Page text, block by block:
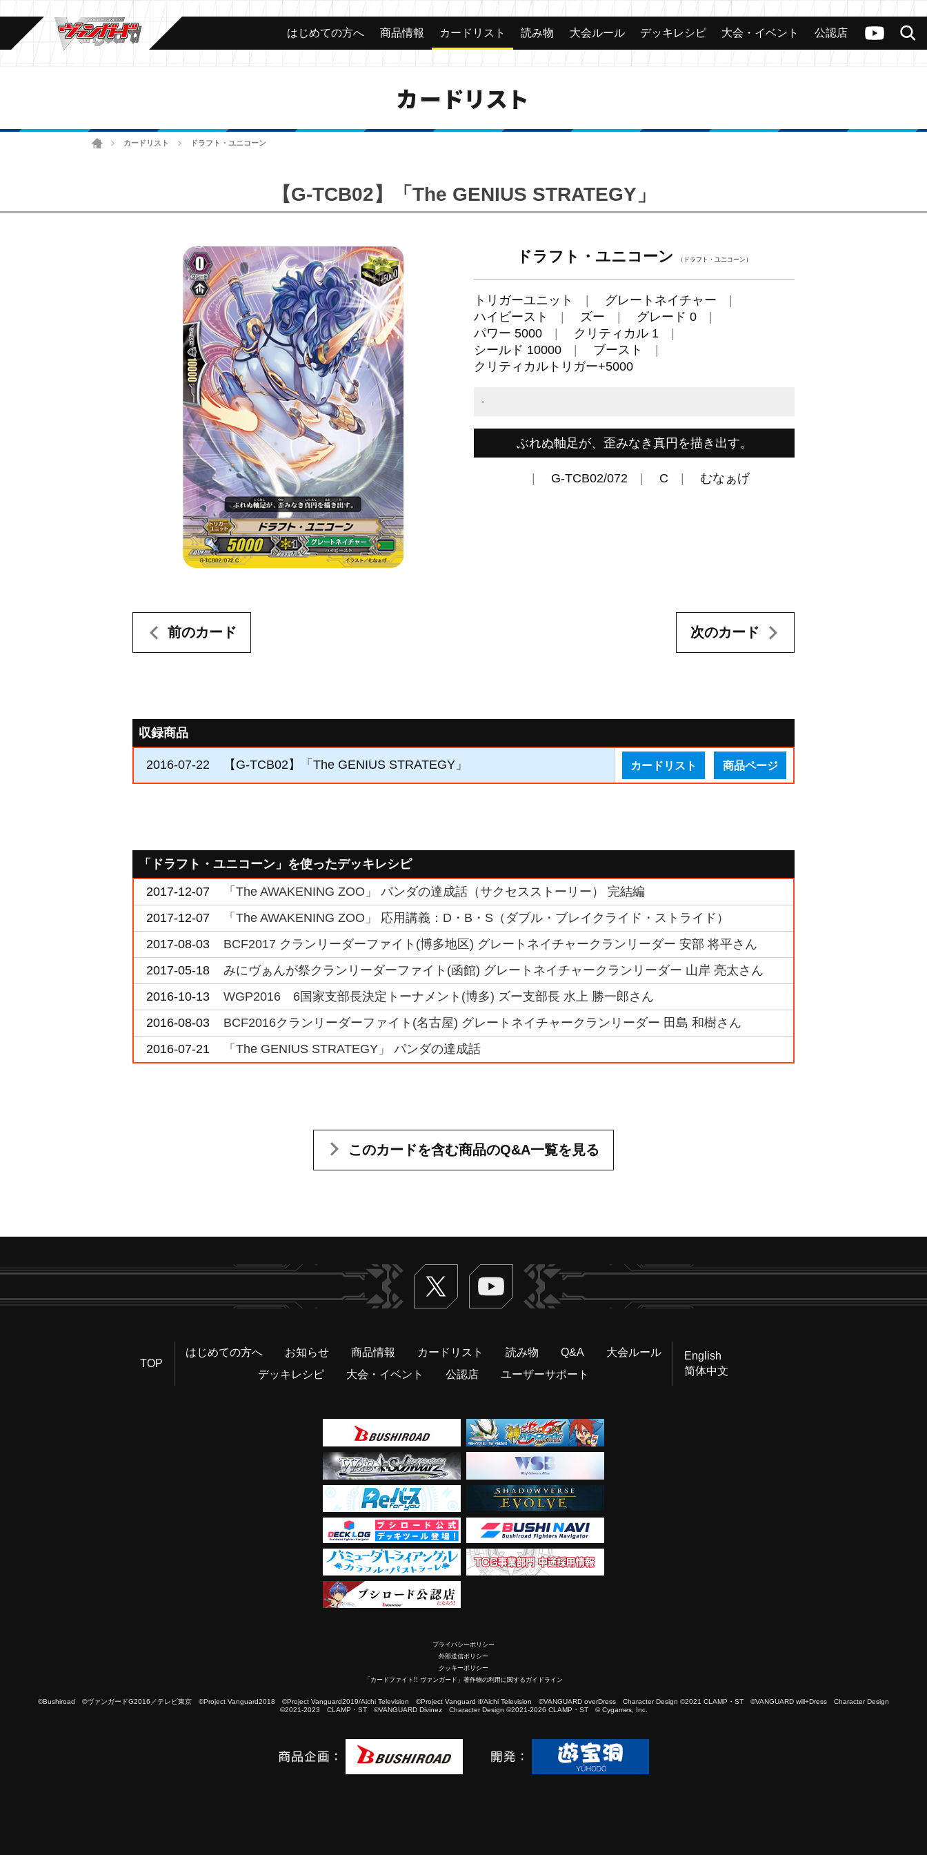
ヴァンガードch
検索
カード 大会 公認店舗 その他
はじめての方へ 商品情報 カードリスト 読み物 大会ルール デッキレシピ 大会・イベント 公認店
カードリスト
ホームカードリスト ドラフト・ユニコーン
【G-TCB02】「The GENIUS STRATEGY」
ドラフト・ユニコーン （ドラフト・ユニコーン）
トリガーユニット
グレートネイチャー
ハイビースト
ズー
グレード 0
パワー 5000
クリティカル 1
シールド 10000
ブースト
クリティカルトリガー+5000
-
ぶれぬ軸足が、歪みなき真円を描き出す。
G-TCB02/072 C むなぁげ
前のカード 次のカード
収録商品
2016-07-22 【G-TCB02】「The GENIUS STRATEGY」 カードリスト 商品ページ
「ドラフト・ユニコーン」を使ったデッキレシピ
2017-12-07
「The AWAKENING ZOO」 パンダの達成話（サクセスストーリー） 完結編
2017-12-07
「The AWAKENING ZOO」 応用講義：D・B・S（ダブル・ブレイクライド・ストライド）
2017-08-03
BCF2017 クランリーダーファイト(博多地区) グレートネイチャークランリーダー 安部 将平さん
2017-05-18
みにヴぁんが祭クランリーダーファイト(函館) グレートネイチャークランリーダー 山岸 亮太さん
2016-10-13
WGP2016 6国家支部長決定トーナメント(博多) ズー支部長 水上 勝一郎さん
2016-08-03
BCF2016クランリーダーファイト(名古屋) グレートネイチャークランリーダー 田島 和樹さん
2016-07-21
「The GENIUS STRATEGY」 パンダの達成話
このカードを含む商品のQ&A一覧を見る
Twitter ヴァンガードch
TOP
はじめての方へ お知らせ 商品情報 カードリスト 読み物 Q&A
大会ルール
デッキレシピ
大会・イベント 公認店 ユーザーサポート
English
简体中文
プライバシーポリシー
外部送信ポリシー
クッキーポリシー
「カードファイト!! ヴァンガード」著作物の利用に関するガイドライン
©Bushiroad ©ヴァンガードG2016／テレビ東京 ©Project Vanguard2018 ©Project Vanguard2019/Aichi Television ©Project Vanguard if/Aichi Television ©VANGUARD overDress Character Design ©2021 CLAMP・ST ©VANGUARD will+Dress Character Design
©2021-2023 CLAMP・ST ©VANGUARD Divinez Character Design ©2021-2026 CLAMP・ST © Cygames, Inc.